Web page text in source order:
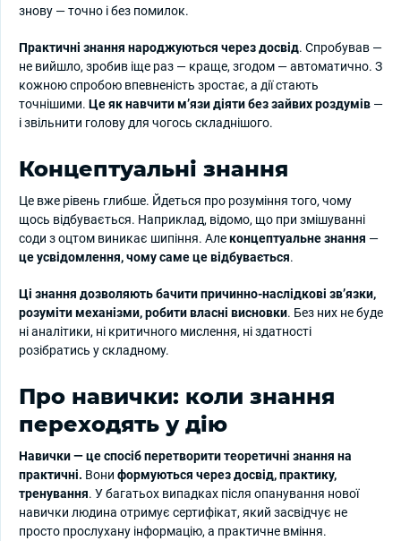
знову — точно і без помилок.
Практичні знання народжуються через досвід. Спробував —
не вийшло, зробив іще раз — краще, згодом — автоматично. З
кожною спробою впевненість зростає, а дії стають
точнішими. Це як навчити м’язи діяти без зайвих роздумів —
і звільнити голову для чогось складнішого.
Концептуальні знання
Це вже рівень глибше. Йдеться про розуміння того, чому
щось відбувається. Наприклад, відомо, що при змішуванні
соди з оцтом виникає шипіння. Алеконцептуальне знання —
це усвідомлення, чому саме це відбувається.
Ці знання дозволяють бачити причинно-наслідкові зв’язки,
розуміти механізми, робити власні висновки. Без них не буде
ні аналітики, ні критичного мислення, ні здатності
розібратись у складному.
Про навички: коли знання
переходять у дію
Навички — це спосіб перетворити теоретичні знання на
практичні. Вони формуються через досвід, практику,
тренування. У багатьох випадках після опанування нової
навички людина отримує сертифікат, який засвідчує не
просто прослухану інформацію, а практичне вміння.